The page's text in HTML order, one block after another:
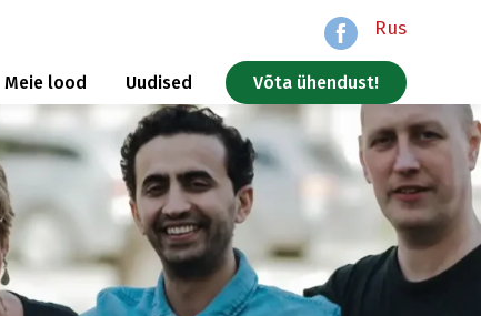
Rus
Meie lood Uudised Võta ühendust!